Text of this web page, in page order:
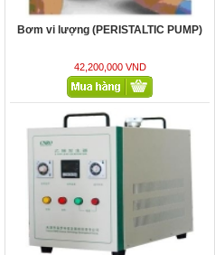
MÁY PHÁT ETHYLENE LÀM CHÍN
79,800,000 VND